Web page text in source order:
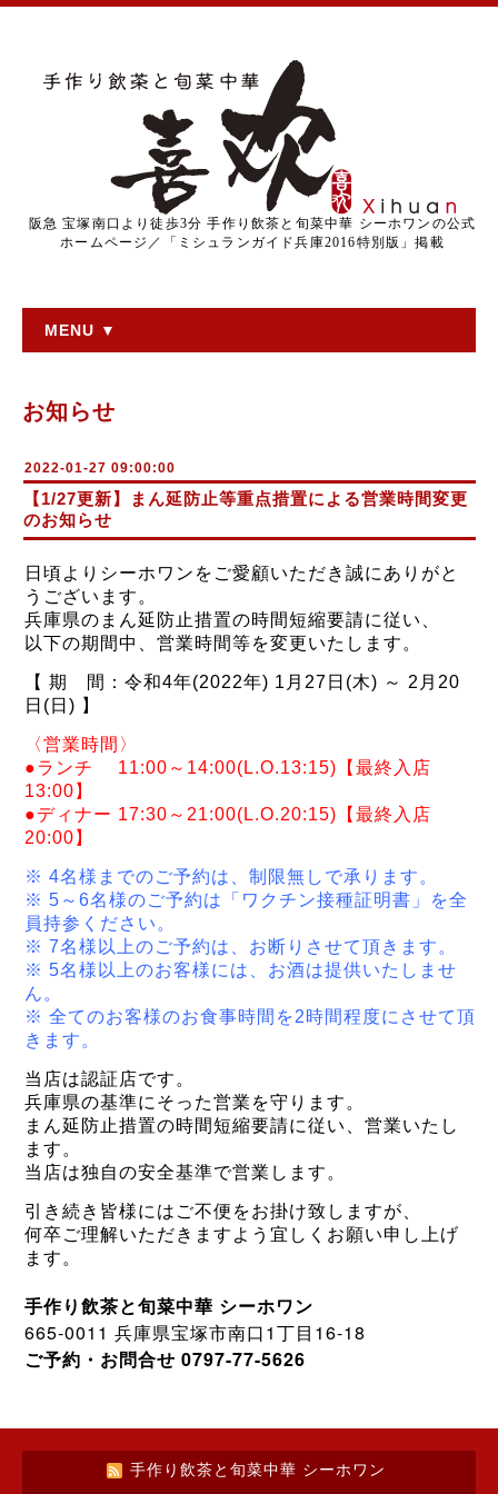
阪急 宝塚南口より徒歩3分 手作り飲茶と旬菜中華 シーホワンの公式
ホームページ／「ミシュランガイド兵庫2016特別版」掲載
MENU ▼
お知らせ
2022-01-27 09:00:00
【1/27更新】まん延防止等重点措置による営業時間変更
のお知らせ
日頃よりシーホワンをご愛顧いただき誠にありがと
うございます。
兵庫県の まん延防止措置の時間短縮要請に従い、
以下の期間中、営業時間等を変更いたします。
【 期 間：令和4年(2022年) 1月27日(木) ～ 2月20
日(日) 】
〈営業時間〉
●ランチ 11:00～14:00(L.O.13:15)【最終入店
13:00】
●ディナー 17:30～21:00(L.O.20:15)【最終入店
20:00】
※ 4名様までのご予約は、制限無しで承ります。
※ 5～6名様のご予約は「ワクチン接種証明書」を全
員持参ください。
※ 7名様以上のご予約は、お断りさせて頂きます。
※ 5名様以上のお客様には、お酒は提供いたしませ
ん。
※ 全てのお客様のお食事時間を2時間程度にさせて頂
きます。
当店は認証店です。
兵庫県の基準にそった営業を守ります。
まん延防止措置の時間短縮要請に従い、営業いたし
ます。
当店は独自の安全基準で営業します 。
引き続き皆様にはご不便をお掛け致しますが、
何卒ご理解いただきますよう宜しくお願い申し上げ
ます。
手作り飲茶と旬菜中華 シーホワン
665-0011 兵庫県宝塚市南口 1 丁目 16-18
ご予約・お問合せ 0797-77-5626
手作り飲茶と旬菜中華 シーホワン